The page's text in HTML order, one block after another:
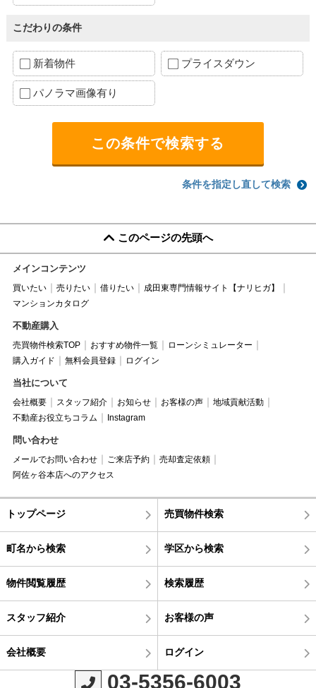
こだわりの条件
新着物件 プライスダウン
パノラマ画像有り
条件を指定し直して検索
このページの先頭へ
メインコンテンツ
買いたい 売りたい 借りたい
成田東専門情報サイト【ナリヒガ】
マンションカタログ
不動産購入
売買物件検索TOP おすすめ物件一覧
ローンシミュレーター
購入ガイド
無料会員登録 ログイン
当社について
会社概要 スタッフ紹介 お知らせ お客様の声
地域貢献活動
不動産お役立ちコラム
Instagram
問い合わせ
メールでお問い合わせ ご来店予約
売却査定依頼
阿佐ヶ谷本店へのアクセス
トップページ 売買物件検索
町名から検索 学区から検索
物件閲覧履歴 検索履歴
スタッフ紹介 お客様の声
会社概要 ログイン
03-5356-6003